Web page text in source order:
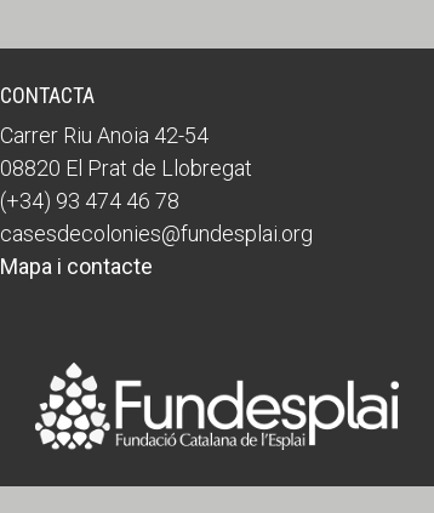
CONTACTA
Carrer Riu Anoia 42-54
08820 El Prat de Llobregat
(+34) 93 474 46 78
casesdecolonies@fundesplai.org
Mapa i contacte